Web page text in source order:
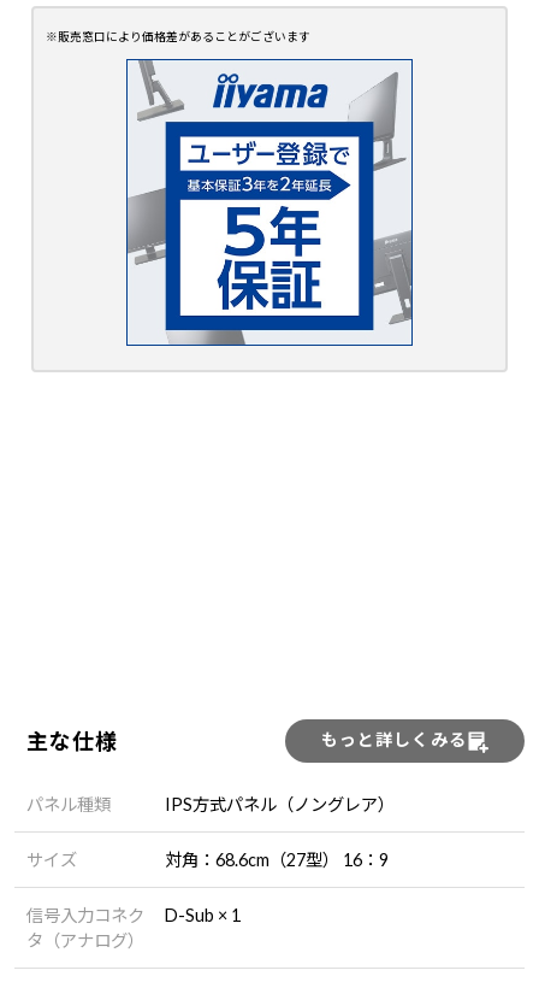
主な仕様 もっと詳しくみる
パネル種類 IPS方式パネル（ノングレア）
サイズ 対角：68.6cm（27型） 16：9
信号入力コネク
タ（アナログ）
D-Sub × 1